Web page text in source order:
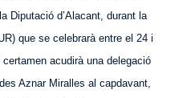
Diputació d’Alacant, durant la
que se celebrarà entre el 24 i
acudirà una delegació
Aznar Miralles al capdavant,